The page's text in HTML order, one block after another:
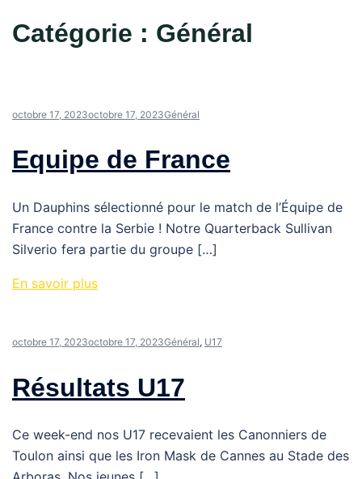
Catégorie : Général
octobre 17, 2023octobre 17, 2023Général
Equipe de France
Un Dauphins sélectionné pour le match de l’Équipe de
France contre la Serbie ! Notre Quarterback Sullivan
Silverio fera partie du groupe […]
En savoir plus
octobre 17, 2023octobre 17, 2023Général, U17
Résultats U17
Ce week-end nos U17 recevaient les Canonniers de
Toulon ainsi que les Iron Mask de Cannes au Stade des